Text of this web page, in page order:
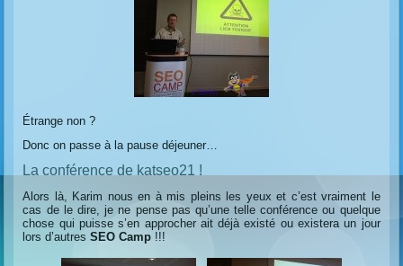
Étrange non ?
Donc on passe à la pause déjeuner…
La conférence de katseo21 !
Alors là, Karim nous en à mis pleins les yeux et c’est vraiment le
cas de le dire, je ne pense pas qu’une telle conférence ou quelque
chose qui puisse s’en approcher ait déjà existé ou existera un jour
lors d’autresSEO Camp !!!